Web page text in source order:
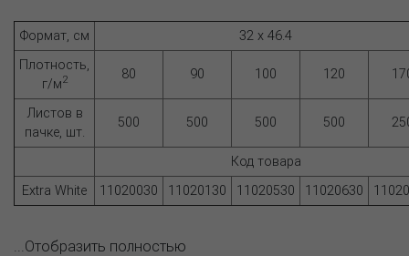
Формат, см
32 x 46.4
Плотность,
г/м2 80 90 100 120
Листов в
пачке, шт.
500 500 500 500
Код товара
Extra White
11020030 11020130 11020530 11020630
...Отобразить полностью